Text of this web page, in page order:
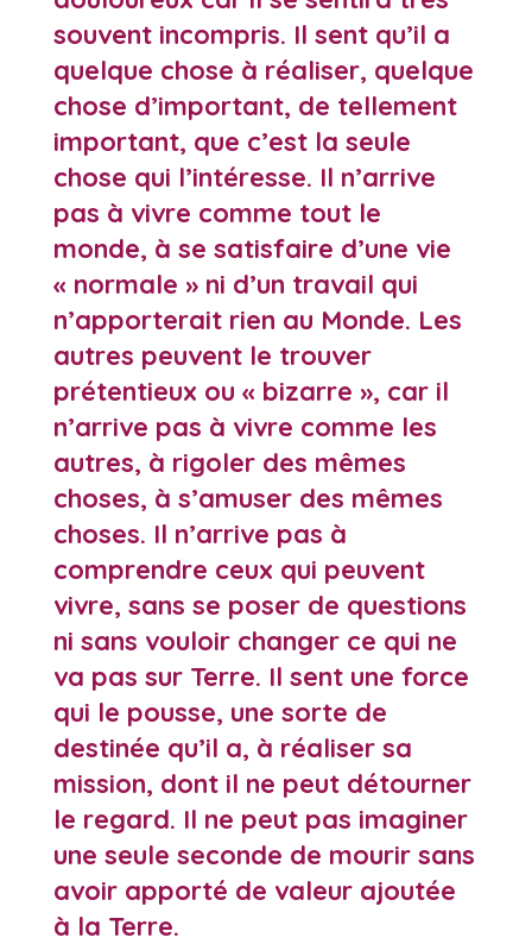
souvent incompris. Il sent qu’il a
quelque chose à réaliser, quelque
chose d’important, de tellement
important, que c’est la seule
chose qui l’intéresse. Il n’arrive
pas à vivre comme tout le
monde, à se satisfaire d’une vie
« normale » ni d’un travail qui
n’apporterait rien au Monde. Les
autres peuvent le trouver
prétentieux ou « bizarre », car il
n’arrive pas à vivre comme les
autres, à rigoler des mêmes
choses, à s’amuser des mêmes
choses. Il n’arrive pas à
comprendre ceux qui peuvent
vivre, sans se poser de questions
ni sans vouloir changer ce qui ne
va pas sur Terre. Il sent une force
qui le pousse, une sorte de
destinée qu’il a, à réaliser sa
mission, dont il ne peut détourner
le regard. Il ne peut pas imaginer
une seule seconde de mourir sans
avoir apporté de valeur ajoutée
à la Terre.